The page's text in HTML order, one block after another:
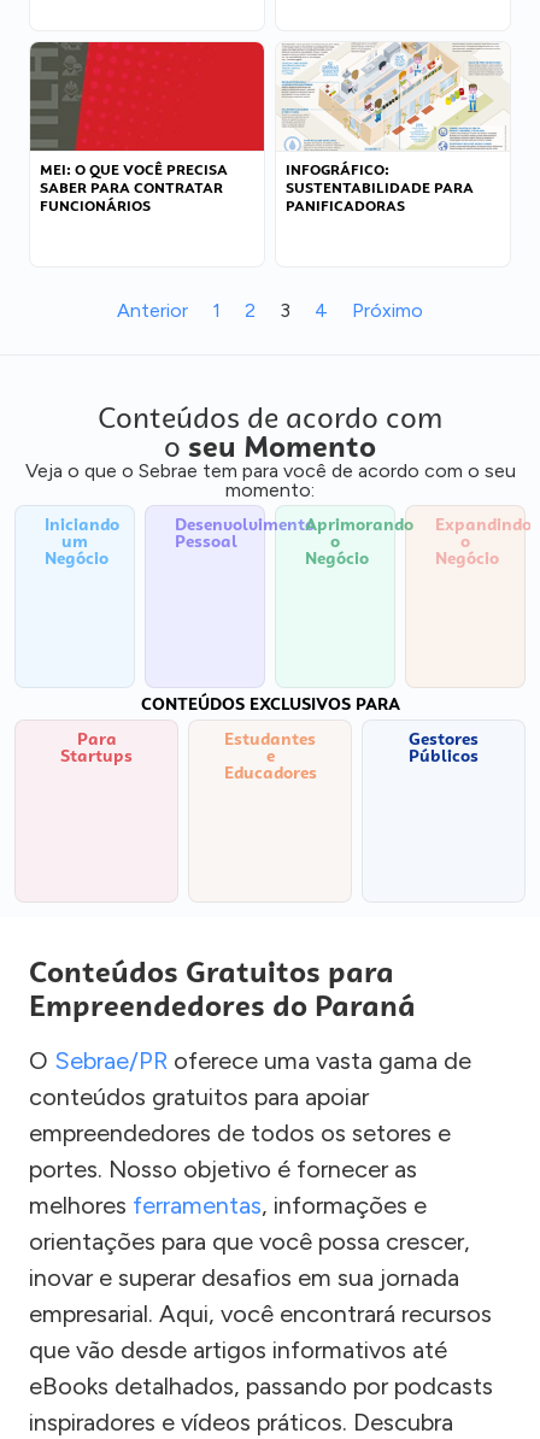
MEI: O QUE VOCÊ PRECISA
SABER PARA CONTRATAR
FUNCIONÁRIOS
INFOGRÁFICO:
SUSTENTABILIDADE PARA
PANIFICADORAS
Anterior 1 2 3 4 Próximo
Conteúdos de acordo com
o seu Momento
Veja o que o Sebrae tem para você de acordo com o seu
momento:
Iniciando
um
Negócio
Desenvolvimento
Pessoal
Aprimorando
o
Negócio
Expandindo
o
Negócio
CONTEÚDOS EXCLUSIVOS PARA
Para
Startups
Estudantes
e
Educadores
Gestores
Públicos
Conteúdos Gratuitos para
Empreendedores do Paraná
O Sebrae/PR oferece uma vasta gama de
conteúdos gratuitos para apoiar
empreendedores de todos os setores e
portes. Nosso objetivo é fornecer as
melhores ferramentas, informações e
orientações para que você possa crescer,
inovar e superar desafios em sua jornada
empresarial. Aqui, você encontrará recursos
que vão desde artigos informativos até
eBooks detalhados, passando por podcasts
inspiradores e vídeos práticos. Descubra